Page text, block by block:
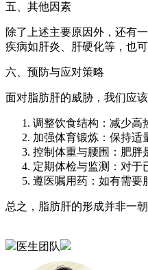
五、其他因素
除了上述主要原因外，还有
疾病如肝炎、肝硬化等，也可
六、预防与应对策略
面对脂肪肝的威胁，我们应
调整饮食结构：减少高
加强体育锻炼：保持适
控制体重与腰围：肥胖
定期体检与监测：对于
遵医嘱用药：如有需要
总之，脂肪肝的形成并非一
医生团队